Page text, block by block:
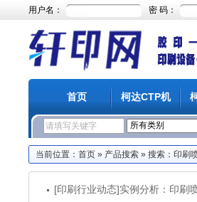
用户名： 密 码：
首页 柯达CTP机
当前位置： 首页 » 产品搜索 » 搜索：印刷
[印刷行业动态]实例分析：印刷